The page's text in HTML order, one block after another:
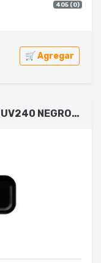
405 (0)
🛒 Agregar
MEMORIA ADATA 32GB USB 2.0 UV240 NEGRO (AUV240-32G-RBK)